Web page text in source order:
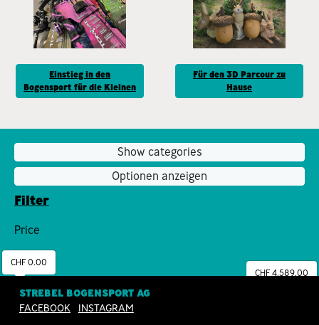
Einstieg in den
Bogensport für die Kleinen
Für den 3D Parcour zu
Hause
Show categories
Optionen anzeigen
Filter
Price
CHF 4,589.00
CHF 0.00
STREBEL BOGENSPORT AG
FACEBOOK
INSTAGRAM